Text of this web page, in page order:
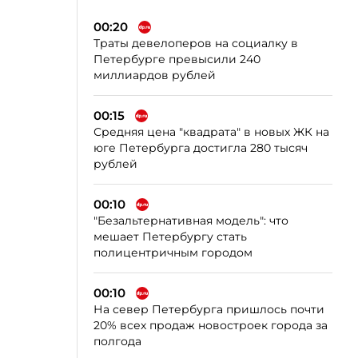
00:20
Траты девелоперов на социалку в
Петербурге превысили 240
миллиардов рублей
00:15
Средняя цена "квадрата" в новых ЖК на
юге Петербурга достигла 280 тысяч
рублей
00:10
"Безальтернативная модель": что
мешает Петербургу стать
полицентричным городом
00:10
На север Петербурга пришлось почти
20% всех продаж новостроек города за
полгода